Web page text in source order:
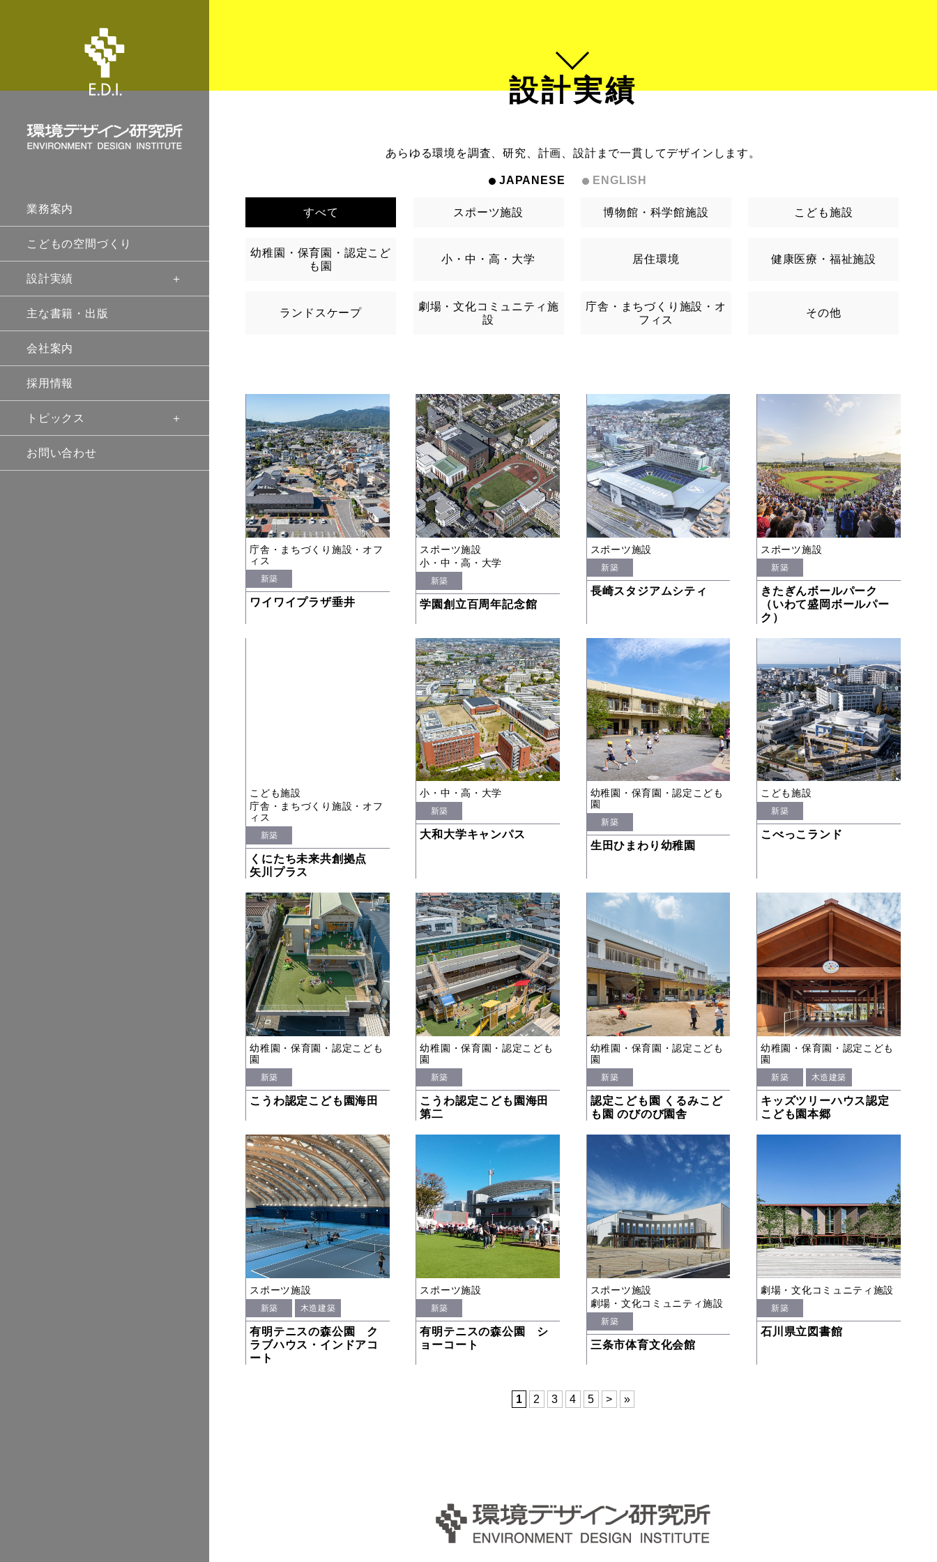
業務案内
こどもの空間づくり
設計実績
主な書籍・出版
会社案内
採用情報
トピックス
お問い合わせ
設計実績
あらゆる環境を調査、研究、計画、設計まで一貫してデザインします。
JAPANESE ENGLISH
すべて スポーツ施設 博物館・科学館施設 こども施設
幼稚園・保育園・認定こど
も園
小・中・高・大学 居住環境 健康医療・福祉施設
ランドスケープ
劇場・文化コミュニティ施
設
庁舎・まちづくり施設・オ
フィス
その他
庁舎・まちづくり施設・オフ
ィス
新築
ワイワイプラザ垂井
スポーツ施設
小・中・高・大学
新築
学園創立百周年記念館
スポーツ施設
新築
長崎スタジアムシティ
スポーツ施設
新築
きたぎんボールパーク
（いわて盛岡ボールパー
ク）
こども施設
庁舎・まちづくり施設・オフ
ィス
新築
くにたち未来共創拠点
矢川プラス
小・中・高・大学
新築
大和大学キャンパス
幼稚園・保育園・認定こども
園
新築
生田ひまわり幼稚園
こども施設
新築
こべっこランド
幼稚園・保育園・認定こども
園
新築
こうわ認定こども園海田
幼稚園・保育園・認定こども
園
新築
こうわ認定こども園海田
第二
幼稚園・保育園・認定こども
園
新築
認定こども園 くるみこど
も園 のびのび園舎
幼稚園・保育園・認定こども
園
新築 木造建築
キッズツリーハウス認定
こども園本郷
スポーツ施設
新築 木造建築
有明テニスの森公園 ク
ラブハウス・インドアコ
ート
スポーツ施設
新築
有明テニスの森公園 シ
ョーコート
スポーツ施設
劇場・文化コミュニティ施設
新築
三条市体育文化会館
劇場・文化コミュニティ施設
新築
石川県立図書館
1 2 3 4 5 > »